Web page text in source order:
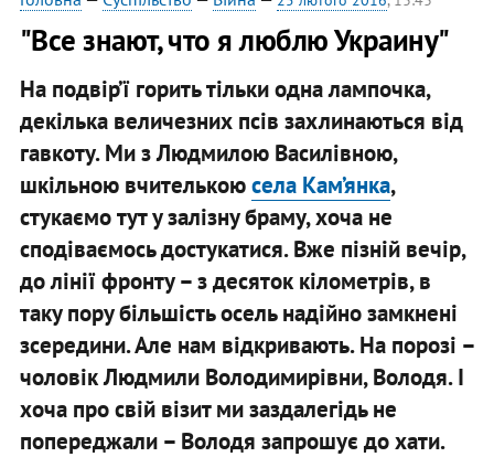
"Все знают, что я люблю Украину"
На подвір’ї горить тільки одна лампочка,
декілька величезних псів захлинаються від
гавкоту. Ми з Людмилою Василівною,
шкільною вчителькоюсела Кам’янка,
стукаємо тут у залізну браму, хоча не
сподіваємось достукатися. Вже пізній вечір,
до лінії фронту – з десяток кілометрів, в
таку пору більшість осель надійно замкнені
зсередини. Але нам відкривають. На порозі –
чоловік Людмили Володимирівни, Володя. І
хоча про свій візит ми заздалегідь не
попереджали – Володя запрошує до хати.